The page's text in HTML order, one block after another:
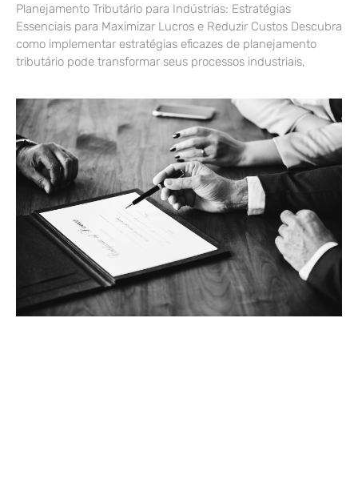
Planejamento Tributário para Indústrias: Estratégias
Essenciais para Maximizar Lucros e Reduzir Custos Descubra
como implementar estratégias eficazes de planejamento
tributário pode transformar seus processos industriais,